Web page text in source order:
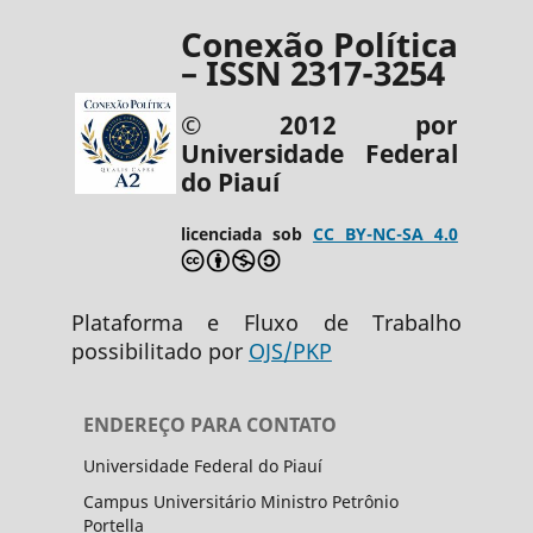
Conexão Política
– ISSN 2317-3254
© 2012 por
Universidade Federal
do Piauí
licenciada sob CC BY-NC-SA 4.0
Plataforma e Fluxo de Trabalho
possibilitado por OJS/PKP
ENDEREÇO PARA CONTATO
Universidade Federal do Piauí
Campus Universitário Ministro Petrônio
Portella